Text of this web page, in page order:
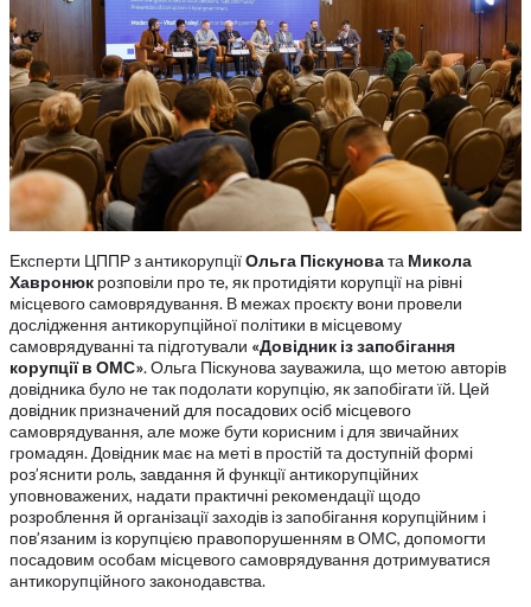
Експерти ЦППР з антикорупціїОльга Піскуновата Микола
Хавронюк розповіли про те, як протидіяти корупції на рівні
місцевого самоврядування. В межах проєкту вони провели
дослідження антикорупційної політики в місцевому
самоврядуванні та підготували «Довідник із запобігання
корупції в ОМС». Ольга Піскунова зауважила, що метою авторів
довідника було не так подолати корупцію, як запобігати їй. Цей
довідник призначений для посадових осіб місцевого
самоврядування, але може бути корисним і для звичайних
громадян. Довідник має на меті в простій та доступній формі
роз’яснити роль, завдання й функції антикорупційних
уповноважених, надати практичні рекомендації щодо
розроблення й організації заходів із запобігання корупційним і
пов’язаним із корупцією правопорушенням в ОМС, допомогти
посадовим особам місцевого самоврядування дотримуватися
антикорупційного законодавства.